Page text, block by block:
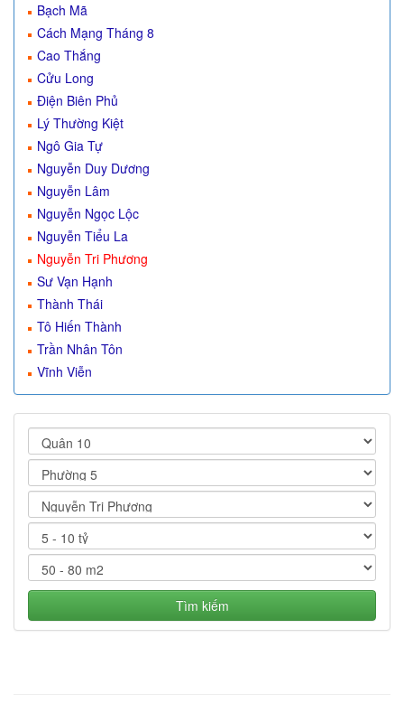
Bạch Mã
Cách Mạng Tháng 8
Cao Thắng
Cửu Long
Điện Biên Phủ
Lý Thường Kiệt
Ngô Gia Tự
Nguyễn Duy Dương
Nguyễn Lâm
Nguyễn Ngọc Lộc
Nguyễn Tiểu La
Nguyễn Tri Phương
Sư Vạn Hạnh
Thành Thái
Tô Hiến Thành
Trần Nhân Tôn
Vĩnh Viễn
Tìm kiếm